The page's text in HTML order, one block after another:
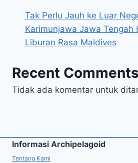
Tak Perlu Jauh ke Luar
Karimunjawa Jawa Tengah
Liburan Rasa Maldives
Recent Comments
Tidak ada komentar untuk
Informasi Archipelagoid
Tentang Kami